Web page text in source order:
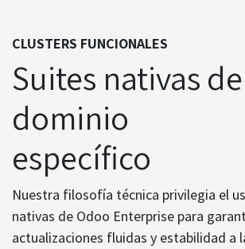
CLUSTERS FUNCIONALES
Suites nativas de
dominio
específico
Nuestra filosofía técnica privilegia el
nativas de Odoo Enterprise para
actualizaciones fluidas y estabilidad a